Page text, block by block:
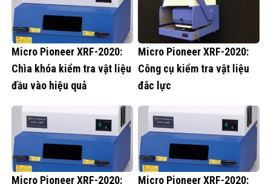
Micro Pioneer XRF-2020:
Chìa khóa kiểm tra vật liệu
đầu vào hiệu quả
Micro Pioneer XRF-2020:
Công cụ kiểm tra vật liệu
đắc lực
Micro Pioneer XRF-2020:
Micro Pioneer XRF-2020: